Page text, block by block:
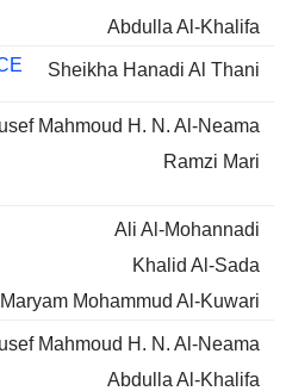
Abdulla Al-Khalifa
Sheikha Hanadi Al Thani
Mahmoud H. N. Al-Neama
Ramzi Mari
Ali Al-Mohannadi
Khalid Al-Sada
Maryam Mohammud Al-Kuwari
Mahmoud H. N. Al-Neama
Abdulla Al-Khalifa